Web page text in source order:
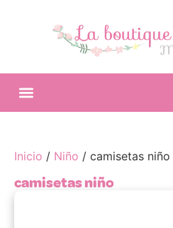
Inicio / Niño / camisetas niño
camisetas niño